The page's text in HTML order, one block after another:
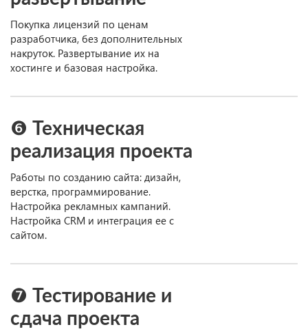
Покупка лицензий по ценам
разработчика, без дополнительных
накруток. Развертывание их на
хостинге и базовая настройка.
❻ Техническая
реализация проекта
Работы по созданию сайта: дизайн,
верстка, программирование.
Настройка рекламных кампаний.
Настройка CRM и интеграция ее с
сайтом.
❼ Тестирование и
сдача проекта